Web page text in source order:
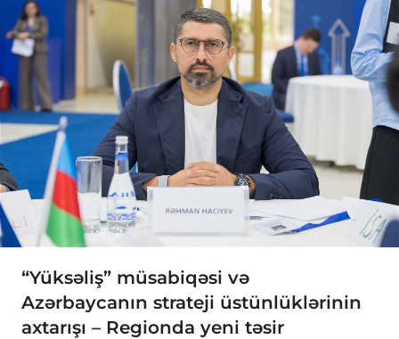
“Yüksəliş” müsabiqəsi və
Azərbaycanın strateji üstünlüklərinin
axtarışı – Regionda yeni təsir